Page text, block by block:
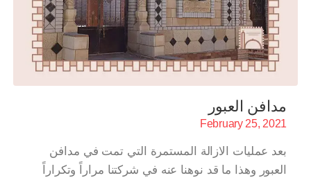
مدافن العبور
February 25, 2021
بعد عمليات الازالة المستمرة التي تمت في مدافن
العبور وهذا ما قد نوهنا عنه في شركتنا مراراً وتكراراً